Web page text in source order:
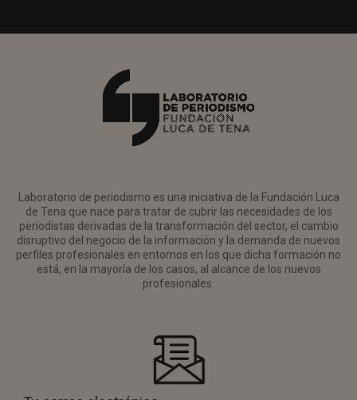
Laboratorio de periodismo es una iniciativa de la Fundación Luca
de Tena que nace para tratar de cubrir las necesidades de los
periodistas derivadas de la transformación del sector, el cambio
disruptivo del negocio de la información y la demanda de nuevos
perfiles profesionales en entornos en los que dicha formación no
está, en la mayoría de los casos, al alcance de los nuevos
profesionales.